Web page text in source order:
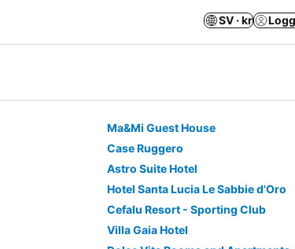
SV · kr
Ma&Mi Guest House
Case Ruggero
Astro Suite Hotel
Hotel Santa Lucia Le Sabbie d'Oro
Cefalu Resort - Sporting Club
Villa Gaia Hotel